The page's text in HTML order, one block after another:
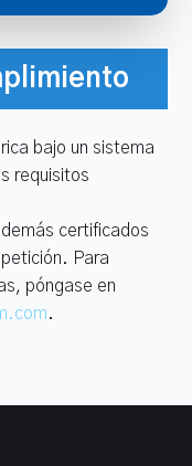
bajo un sistema
requisitos
demás certificados
Para
póngase en
.